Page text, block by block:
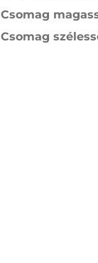
Csomag
Csomag